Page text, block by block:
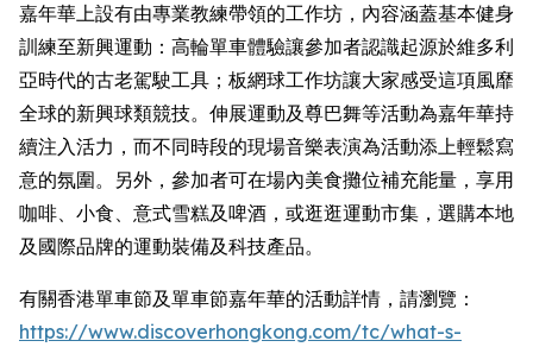
嘉年華上設有由專業教練帶領的工作坊，內容涵蓋基本健身
訓練至新興運動：高輪單車體驗讓參加者認識起源於維多利
亞時代的古老駕駛工具；板網球工作坊讓大家感受這項風靡
全球的新興球類競技。伸展運動及尊巴舞等活動為嘉年華持
續注入活力，而不同時段的現場音樂表演為活動添上輕鬆寫
意的氛圍。另外，參加者可在場內美食攤位補充能量，享用
咖啡、小食、意式雪糕及啤酒，或逛逛運動市集，選購本地
及國際品牌的運動裝備及科技產品。
有關香港單車節及單車節嘉年華的活動詳情，請瀏覽：
https://www.discoverhongkong.com/tc/what-s-